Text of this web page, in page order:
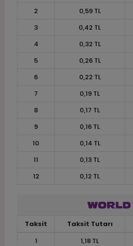
2
0,59 TL
3
0,42 TL
4
0,32 TL
5
0,26 TL
6
0,22 TL
7
0,19 TL
8
0,17 TL
9
0,16 TL
10
0,14 TL
11
0,13 TL
12
0,12 TL
Taksit Taksit Tutarı
1
1,18 TL